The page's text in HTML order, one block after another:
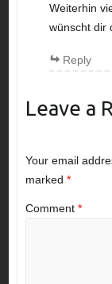
Weiterhin
wünscht dir
Reply
Leave a
Your email
marked *
Comment *